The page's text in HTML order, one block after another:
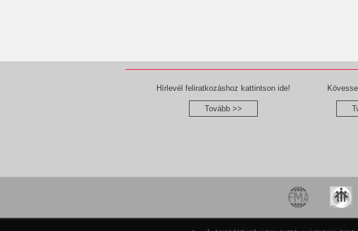
Hírlevél feliratkozáshoz kattintson ide!
Tovább >>